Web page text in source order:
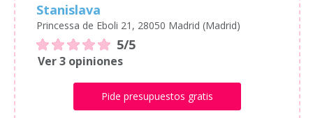
Stanislava
Princessa de Eboli 21, 28050 Madrid (Madrid)
5/5
Ver 3 opiniones
Pide presupuestos gratis